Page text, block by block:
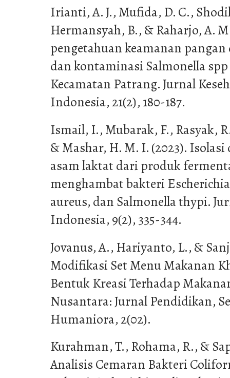
Irianti, A. J., Mufida, D. C.,
Hermansyah, B., & Raharjo, A.
pengetahuan keamanan
dan kontaminasi Salmonella
Kecamatan Patrang. Jurnal
Indonesia, 21(2), 180-187.
Ismail, I., Mubarak, F., Rasyak,
& Mashar, H. M. I. (2023).
asam laktat dari produk
menghambat bakteri
aureus, dan Salmonella thypi.
Indonesia, 9(2), 335-344.
Jovanus, A., Hariyanto, L., &
Modifikasi Set Menu Makanan
Bentuk Kreasi Terhadap
Nusantara: Jurnal Pendidikan,
Humaniora, 2(02).
Kurahman, T., Rohama, R., &
Analisis Cemaran Bakteri